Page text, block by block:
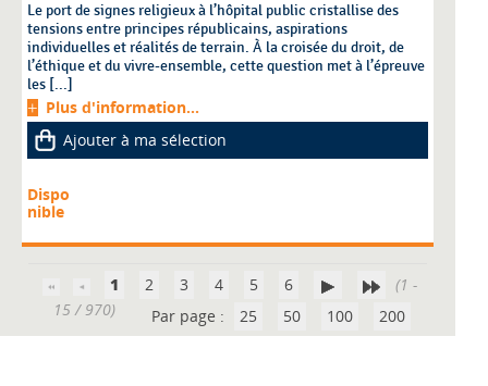
Le port de signes religieux à l’hôpital public cristallise des
tensions entre principes républicains, aspirations
individuelles et réalités de terrain. À la croisée du droit, de
l’éthique et du vivre-ensemble, cette question met à l’épreuve
les [...]
Plus d'information...
Ajouter à ma sélection
Dispo
nible
1 2 3 4 5 6
15 / 970)
Par page : 25 50 100 200